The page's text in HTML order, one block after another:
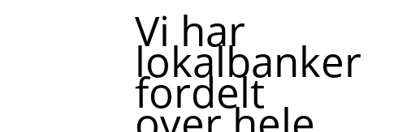
Vi har
lokalbanker
fordelt